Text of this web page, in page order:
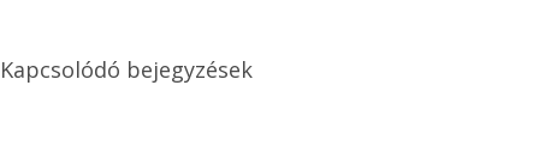
Kapcsolódó bejegyzések